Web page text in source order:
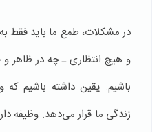
در مشکلات، طمع ما باید فقط
و هیچ انتظاری ـ چه در ظاهر
باشیم. یقین داشته باشیم که
زندگی ما قرار می‌دهد. وظیفه